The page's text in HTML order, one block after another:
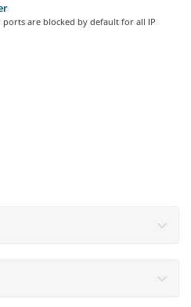
ports are blocked by default for all IP